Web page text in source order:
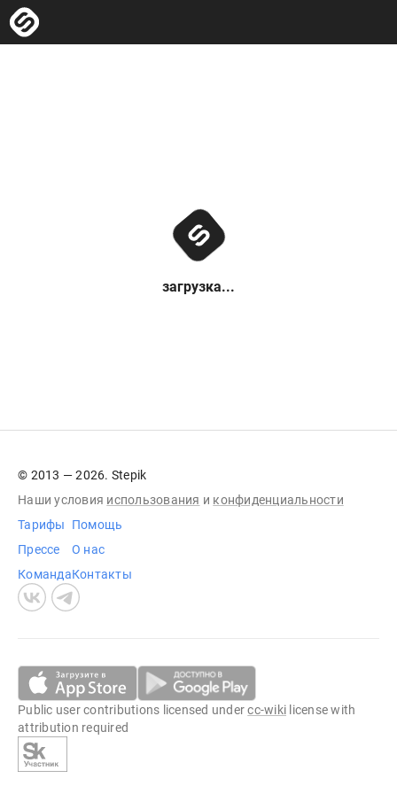
загрузка...
© 2013 — 2026. Stepik
Наши условия использования и конфиденциальности
Тарифы
Прессе
Команда
Помощь
О нас
Контакты
Public user contributions licensed undercc-wiki license with
attribution required